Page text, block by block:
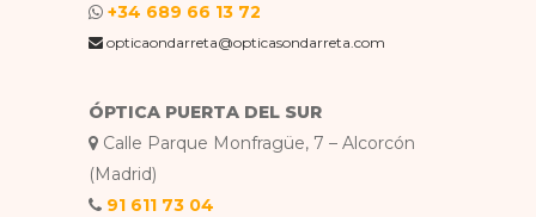
+34 689 66 13 72
opticaondarreta@opticasondarreta.com
ÓPTICA PUERTA DEL SUR
Calle Parque Monfragüe, 7 – Alcorcón
(Madrid)
91 611 73 04